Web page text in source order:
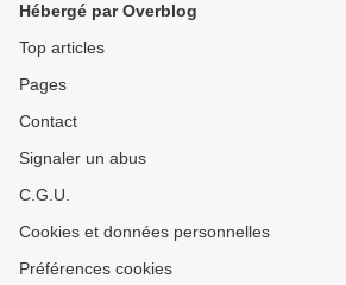
Hébergé par Overblog
Top articles
Pages
Contact
Signaler un abus
C.G.U.
Cookies et données personnelles
Préférences cookies